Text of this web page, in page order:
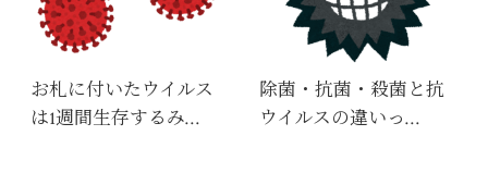
お札に付いたウイルス
は1週間生存するみ…
除菌・抗菌・殺菌と抗
ウイルスの違いっ…